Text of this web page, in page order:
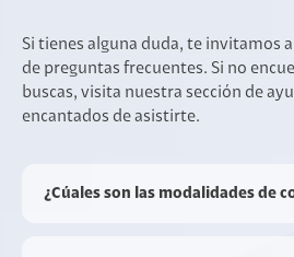
Si tienes alguna duda, te invitamos
de preguntas frecuentes. Si no
buscas, visita nuestra sección de
encantados de asistirte.
¿Cúales son las modalidades de